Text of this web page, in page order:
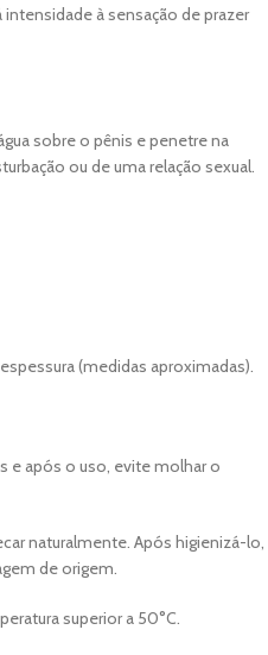
à sensação de prazer
sobre o pênis e penetre na
ou de uma relação sexual.
(medidas aproximadas).
e após o uso, evite molhar o
naturalmente. Após higienizá-lo,
de origem.
superior a 50°C.